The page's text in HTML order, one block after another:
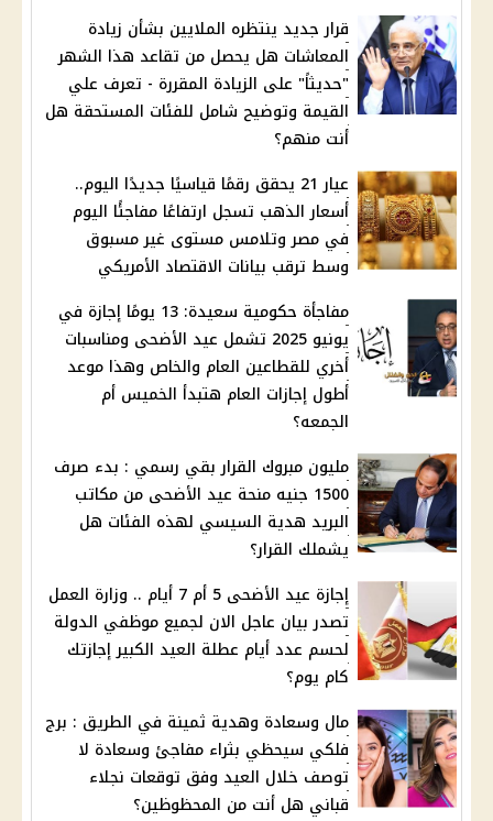
قرار جديد ينتظره الملايين بشأن زيادة
المعاشات هل يحصل من تقاعد هذا الشهر
"حديثاً" على الزيادة المقررة - تعرف علي
القيمة وتوضيح شامل للفئات المستحقة هل
أنت منهم؟
عيار 21 يحقق رقمًا قياسيًا جديدًا اليوم..
أسعار الذهب تسجل ارتفاعًا مفاجئًا اليوم
في مصر وتلامس مستوى غير مسبوق
وسط ترقب بيانات الاقتصاد الأمريكي
مفاجأة حكومية سعيدة: 13 يومًا إجازة في
يونيو 2025 تشمل عيد الأضحى ومناسبات
أخري للقطاعين العام والخاص وهذا موعد
أطول إجازات العام هتبدأ الخميس أم
الجمعه؟
مليون مبروك القرار بقي رسمي : بدء صرف
1500 جنيه منحة عيد الأضحى من مكاتب
البريد هدية السيسي لهذه الفئات هل
يشملك القرار؟
إجازة عيد الأضحى 5 أم 7 أيام .. وزارة العمل
تصدر بيان عاجل الان لجميع موظفي الدولة
لحسم عدد أيام عطلة العيد الكبير إجازتك
كام يوم؟
مال وسعادة وهدية ثمينة في الطريق : برج
فلكي سيحظي بثراء مفاجئ وسعادة لا
توصف خلال العيد وفق توقعات نجلاء
قباني هل أنت من المحظوظين؟